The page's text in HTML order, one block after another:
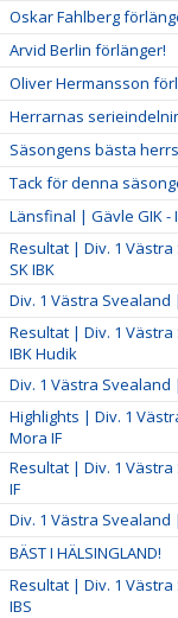
Oskar Fahlberg
Arvid Berlin förlänger!
Oliver Hermansson
Herrarnas
Säsongens bästa
Tack för denna
Länsfinal | Gävle GIK -
Resultat | Div. 1
SK IBK
Div. 1 Västra Svealand
Resultat | Div. 1
IBK Hudik
Div. 1 Västra Svealand
Highlights | Div. 1
Mora IF
Resultat | Div. 1 Västra
IF
Div. 1 Västra Svealand
BÄST I HÄLSINGLAND!
Resultat | Div. 1
IBS